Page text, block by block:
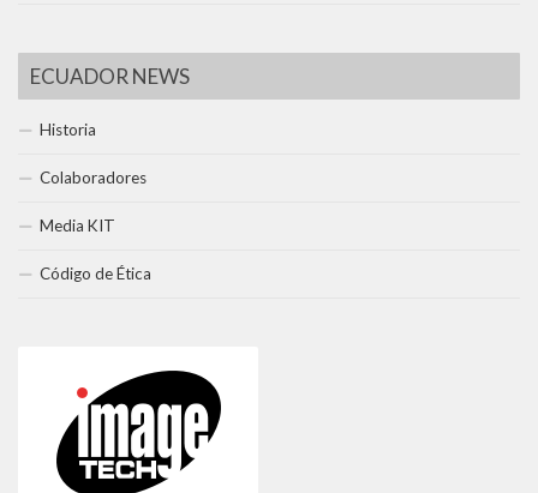
ECUADOR NEWS
Historia
Colaboradores
Media KIT
Código de Ética